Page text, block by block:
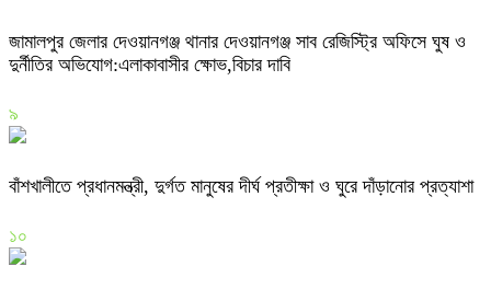
জামালপুর জেলার দেওয়ানগঞ্জ থানার দেওয়ানগঞ্জ সাব রেজিস্ট্রি অফিসে ঘুষ ও
দুর্নীতির অভিযোগ:এলাকাবাসীর ক্ষোভ,বিচার দাবি
৯
বাঁশখালীতে প্রধানমন্ত্রী, দুর্গত মানুষের দীর্ঘ প্রতীক্ষা ও ঘুরে দাঁড়ানোর প্রত্যাশা
১০